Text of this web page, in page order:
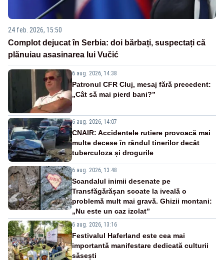
24 feb. 2026, 15:50
Complot dejucat în Serbia: doi bărbați, suspectați că
plănuiau asasinarea lui Vučić
6 aug. 2026, 14:38
Patronul CFR Cluj, mesaj fără precedent:
„Cât să mai pierd bani?”
6 aug. 2026, 14:07
CNAIR: Accidentele rutiere provoacă mai
multe decese în rândul tinerilor decât
tuberculoza și drogurile
6 aug. 2026, 13:48
Scandalul inimii desenate pe
Transfăgărășan scoate la iveală o
problemă mult mai gravă. Ghizii montani:
„Nu este un caz izolat”
6 aug. 2026, 13:16
Festivalul Haferland este cea mai
importantă manifestare dedicată culturii
săsești